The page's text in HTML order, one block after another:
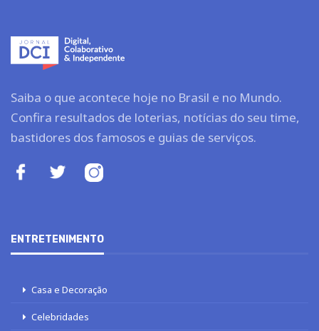
Saiba o que acontece hoje no Brasil e no Mundo.
Confira resultados de loterias, notícias do seu time,
bastidores dos famosos e guias de serviços.
ENTRETENIMENTO
Casa e Decoração
Celebridades